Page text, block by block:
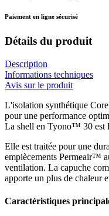
Paiement en ligne sécurisé
Détails du produit
Description
Informations techniques
Avis sur le produit
L'isolation synthétique
pour une performance
La shell en Tyono™ 30 est
Elle est traitée pour une
empiècements Permeair™
ventilation. La capuche
apporte un plus de chaleur
Caractéristiques